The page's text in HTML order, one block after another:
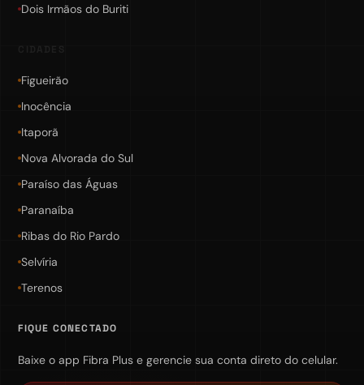
Dois Irmãos do Buriti
Figueirão
Inocência
Itaporã
Nova Alvorada do Sul
Paraíso das Águas
Paranaíba
Ribas do Rio Pardo
Selvíria
Terenos
FIQUE CONECTADO
Baixe o app Fibra Plus e gerencie sua conta direto do celular.